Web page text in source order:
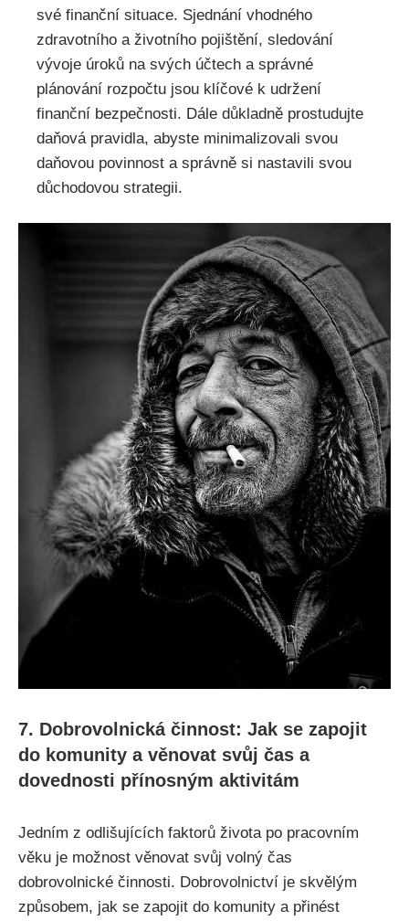
své finanční situace. Sjednání vhodného
zdravotního a životního pojištění, sledování
vývoje úroků na svých účtech a správné
plánování rozpočtu jsou klíčové k udržení
finanční bezpečnosti. Dále důkladně prostudujte
daňová pravidla, abyste minimalizovali svou
daňovou povinnost a správně si nastavili svou
důchodovou strategii.
7. Dobrovolnická činnost: Jak se zapojit
do komunity a věnovat svůj čas a
dovednosti přínosným aktivitám
Jedním z odlišujících faktorů života po pracovním
věku je možnost věnovat svůj volný čas
dobrovolnické činnosti. Dobrovolnictví je skvělým
způsobem, jak se zapojit do komunity a přinést